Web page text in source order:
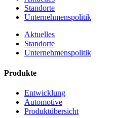
Standorte
Unternehmenspolitik
Aktuelles
Standorte
Unternehmenspolitik
Produkte
Entwicklung
Automotive
Produktübersicht